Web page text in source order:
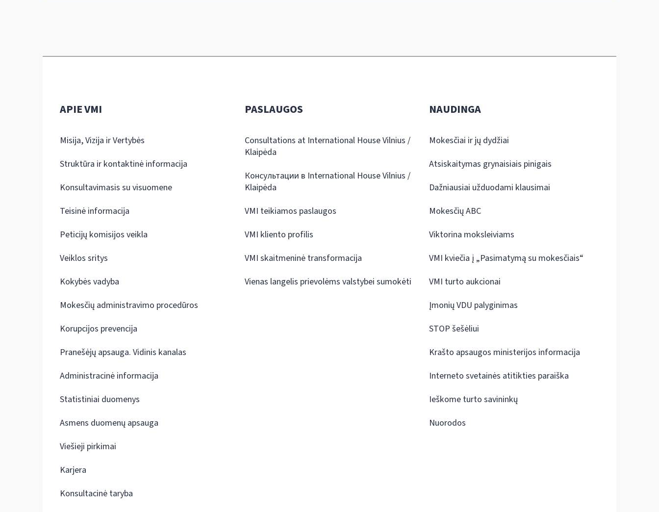
APIE VMI
Misija, Vizija ir Vertybės
Struktūra ir kontaktinė informacija
Konsultavimasis su visuomene
Teisinė informacija
Peticijų komisijos veikla
Veiklos sritys
Kokybės vadyba
Mokesčių administravimo procedūros
Korupcijos prevencija
Pranešėjų apsauga. Vidinis kanalas
Administracinė informacija
Statistiniai duomenys
Asmens duomenų apsauga
Viešieji pirkimai
Karjera
Konsultacinė taryba
PASLAUGOS
Consultations at International House Vilnius /
Klaipėda
Консультации в International House Vilnius /
Klaipėda
VMI teikiamos paslaugos
VMI kliento profilis
VMI skaitmeninė transformacija
Vienas langelis prievolėms valstybei sumokėti
NAUDINGA
Mokesčiai ir jų dydžiai
Atsiskaitymas grynaisiais pinigais
Dažniausiai užduodami klausimai
Mokesčių ABC
Viktorina moksleiviams
VMI kviečia į „Pasimatymą su mokesčiais“
VMI turto aukcionai
Įmonių VDU palyginimas
STOP šešėliui
Krašto apsaugos ministerijos informacija
Interneto svetainės atitikties paraiška
Ieškome turto savininkų
Nuorodos